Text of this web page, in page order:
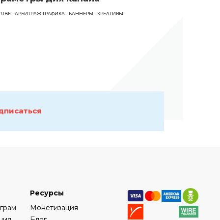
АРБИТРАЖ ТРАФИКА БАННЕРЫ КРЕАТИВЫ
Ресурсы
Монетизация